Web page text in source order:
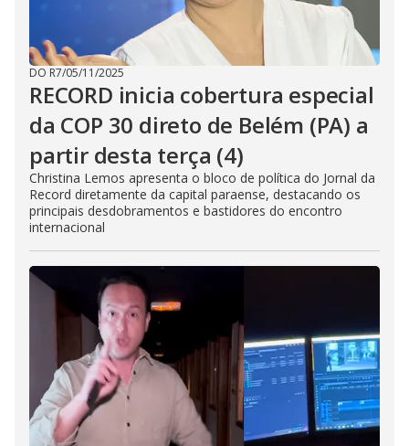
DO R7/05/11/2025
RECORD inicia cobertura especial
da COP 30 direto de Belém (PA) a
partir desta terça (4)
Christina Lemos apresenta o bloco de política do Jornal da
Record diretamente da capital paraense, destacando os
principais desdobramentos e bastidores do encontro
internacional